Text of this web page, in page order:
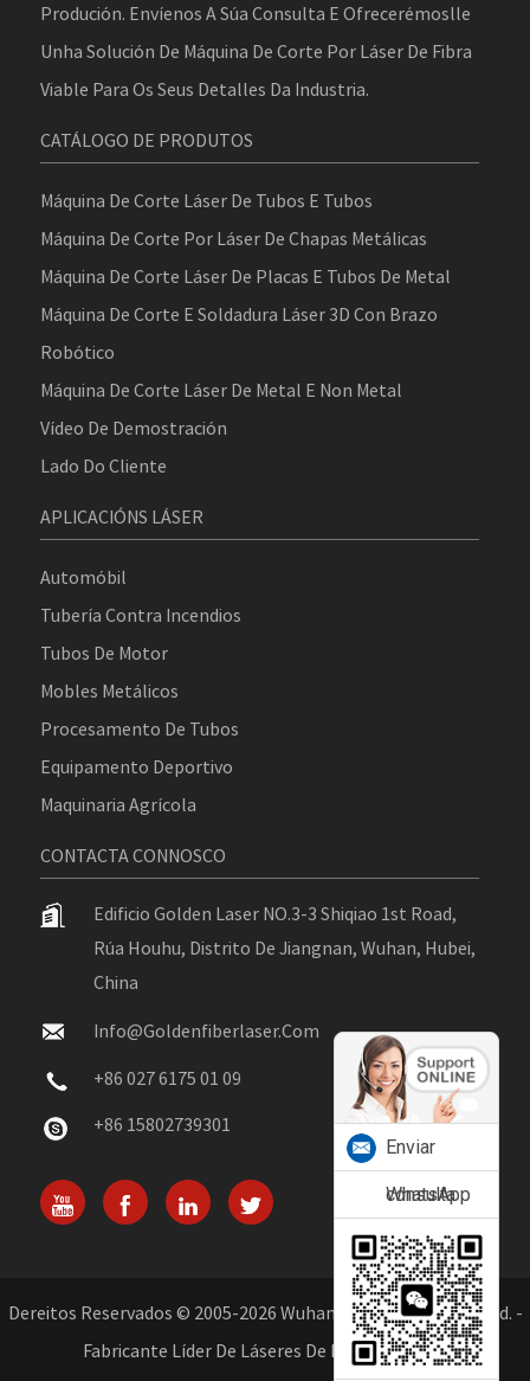
Produción. Envíenos A Súa Consulta E Ofrecerémoslle
Unha Solución De Máquina De Corte Por Láser De Fibra
Viable Para Os Seus Detalles Da Industria.
CATÁLOGO DE PRODUTOS
Máquina De Corte Láser De Tubos E Tubos
Máquina De Corte Por Láser De Chapas Metálicas
Máquina De Corte Láser De Placas E Tubos De Metal
Máquina De Corte E Soldadura Láser 3D Con Brazo
Robótico
Máquina De Corte Láser De Metal E Non Metal
Vídeo De Demostración
Lado Do Cliente
APLICACIÓNS LÁSER
Automóbil
Tubería Contra Incendios
Tubos De Motor
Mobles Metálicos
Procesamento De Tubos
Equipamento Deportivo
Maquinaria Agrícola
CONTACTA CONNOSCO
Edificio Golden Laser NO.3-3 Shiqiao 1st Road,
Rúa Houhu, Distrito De Jiangnan, Wuhan, Hubei,
China
Info@goldenfiberlaser.com
+86 027 6175 01 09
+86 15802739301
Dereitos Reservados © 2005-2026 Wuhan Golden Laser Co., Ltd. -
Fabricante Líder De Láseres De Fibra En China.
Enviar
consulta
WhatsApp